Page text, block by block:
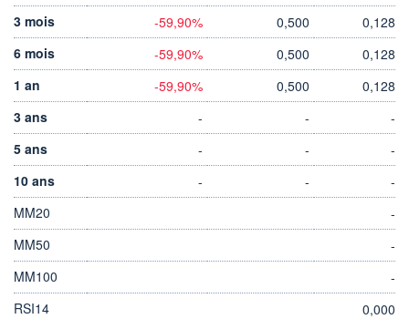
3 mois
-59,90% 0,500
0,128
6 mois
-59,90% 0,500
0,128
1 an
-59,90% 0,500
0,128
3 ans
- -
-
5 ans
- -
-
10 ans
- -
-
MM20
-
MM50
-
MM100
-
RSI14
0,000